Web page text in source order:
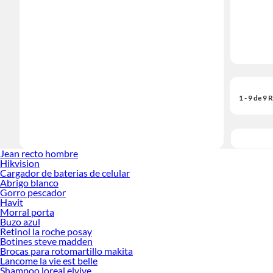
1 - 9 de 9
Jean recto hombre
Hikvision
Cargador de baterias de celular
Abrigo blanco
Gorro pescador
Havit
Morral porta
Buzo azul
Retinol la roche posay
Botines steve madden
Brocas para rotomartillo makita
Lancome la vie est belle
Shampoo loreal elvive